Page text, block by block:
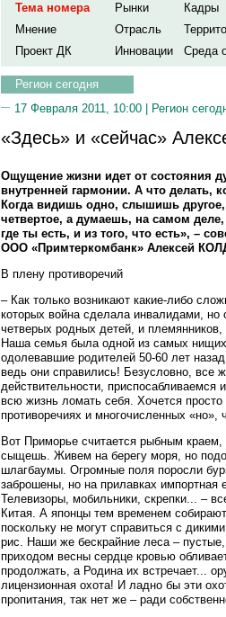
Тема номера
Рынки Кадры
Мнение
Отрасль
Проект ДК
Инновации Среда
Регион сегодня
17 Февраля 2011, 10:00 | Регион
«Здесь» и «сейчас»
Ощущение жизни идет от состояния
внутренней гармонии. А что делать,
Когда видишь одно, слышишь
четвертое, а думаешь, на самом
где ты есть, и из того, что есть», –
ООО «Примтеркомбанк» Алексей
В плену противоречий
– Как только возникают какие-либо
которых война сделала инвалидами,
четверых родных детей, и племянников,
Наша семья была одной из самых
одолевавшие родителей 50-60 лет
ведь они справились! Безусловно, все
действительности,
всю жизнь ломать себя. Хочется
противоречиях и многочисленных «но»,
Вот Приморье считается рыбным
сыщешь. Живем на берегу моря, но
шлагбаумы. Огромные поля поросли
заброшены, но на прилавках импортная
Телевизоры, мобильники, скрепки... –
Китая. А японцы тем временем
поскольку не могут справиться с
рис. Наши же бескрайние леса –
приходом весны сердце кровью
продолжать, а Родина их встречает...
лицензионная охота! И ладно бы эти
пропитания, так нет же – ради